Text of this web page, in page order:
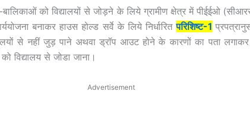
को विद्यालयों से जोड़ने के लिये ग्रामीण क्षेत्र में पीईईओ
बनाकर हाउस होल्ड सर्वे के लिये निर्धारितपरिशिष्ट-1
से नहीं जुड़ पाने अथवा ड्रॉप आउट होने के कारणों का पता लगाकर
विद्यालय से जोडा जाना।
Advertisement